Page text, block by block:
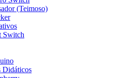
(Teimoso)
Switch
Didáticos